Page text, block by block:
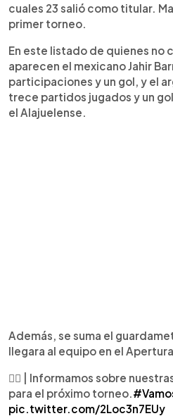
cuales 23 salió como titular.
primer torneo.
En este listado de quienes no
aparecen el mexicano Jahir
participaciones y un gol, y el
trece partidos jugados y un
el Alajuelense.
Además, se suma el
llegara al equipo en el
✍🏼 | Informamos sobre
para el próximo torneo.
pic.twitter.com/2Loc3n7EUy